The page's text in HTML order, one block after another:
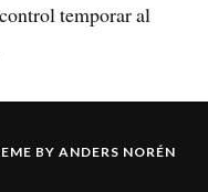
temporar al
BY ANDERS NORÉN